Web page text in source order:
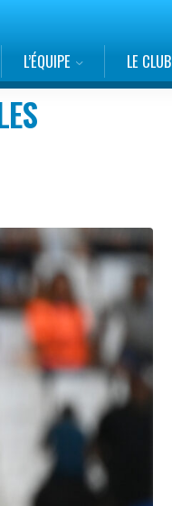
L’ÉQUIPE LE CLUB